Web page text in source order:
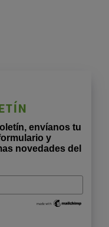
envíanos tu
y
novedades del